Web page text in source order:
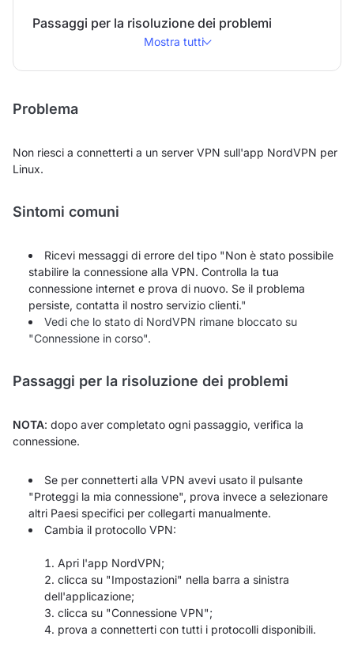
Passaggi per la risoluzione dei problemi
Mostra tutti
Problema
Non riesci a connetterti a un server VPN sull'app NordVPN per
Linux.
Sintomi comuni
Ricevi messaggi di errore del tipo "Non è stato possibile
stabilire la connessione alla VPN. Controlla la tua
connessione internet e prova di nuovo. Se il problema
persiste, contatta il nostro servizio clienti."
Vedi che lo stato di NordVPN rimane bloccato su
"Connessione in corso".
Passaggi per la risoluzione dei problemi
NOTA: dopo aver completato ogni passaggio, verifica la
connessione.
Se per connetterti alla VPN avevi usato il pulsante
"Proteggi la mia connessione", prova invece a selezionare
altri Paesi specifici per collegarti manualmente.
Cambia il protocollo VPN:
Apri l'app NordVPN;
clicca su "Impostazioni" nella barra a sinistra
dell'applicazione;
clicca su "Connessione VPN";
prova a connetterti con tutti i protocolli disponibili.